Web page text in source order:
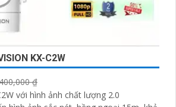
KX-C2W
₫
với hình ảnh chất lượng 2.0